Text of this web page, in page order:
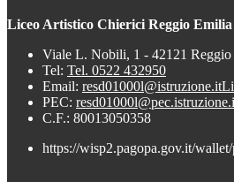
Liceo Artistico Chierici Reggio Emilia
Viale L. Nobili, 1 - 42121 Reggio
Tel: Tel. 0522 432950
Email: resd01000l@istruzione.it
PEC:
C.F.: 80013050358
https://wisp2.pagopa.gov.it/